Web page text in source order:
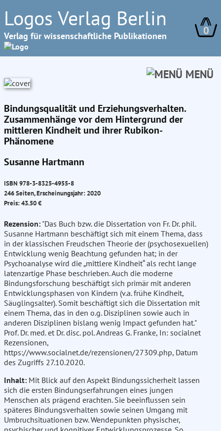
Logos Verlag Berlin
Verlag für wissenschaftliche Publikationen 0
MENÜ
Bindungsqualität und Erziehungsverhalten.
Zusammenhänge vor dem Hintergrund der
mittleren Kindheit und ihrer Rubikon-
Phänomene
Susanne Hartmann
ISBN 978-3-8325-4955-8
246 Seiten, Erscheinungsjahr: 2020
Preis: 43.50 €
Rezension: "Das Buch bzw. die Dissertation von Fr. Dr. phil.
Susanne Hartmann beschäftigt sich mit einem Thema, dass
in der klassischen Freudschen Theorie der (psychosexuellen)
Entwicklung wenig Beachtung gefunden hat; in der
Psychoanalyse wird die „mittlere Kindheit“ als recht lange
latenzartige Phase beschrieben. Auch die moderne
Bindungsforschung beschäftigt sich primär mit anderen
Entwicklungsphasen von Kindern (v.a. frühe Kindheit,
Säuglingsalter). Somit beschäftigt sich die Dissertation mit
einem Thema, das in den o.g. Disziplinen sowie auch in
anderen Disziplinen bislang wenig Impact gefunden hat."
Prof. Dr. med. et Dr. disc. pol. Andreas G. Franke, In: socialnet
Rezensionen,
https://www.socialnet.de/rezensionen/27309.php, Datum
des Zugriffs 27.10.2020.
Inhalt: Mit Blick auf den Aspekt Bindungssicherheit lassen
sich die ersten Bindungserfahrungen eines jungen
Menschen als prägend erachten. Sie beeinflussen sein
späteres Bindungsverhalten sowie seinen Umgang mit
Umbruchsituationen bzw. Wendepunkten physischer,